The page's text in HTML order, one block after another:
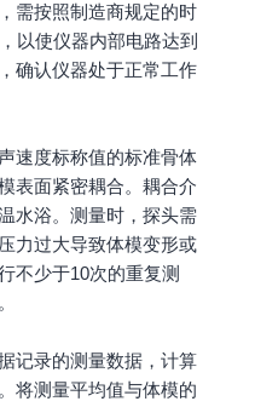
需按照制造商规定的时
以使仪器内部电路达到
确认仪器处于正常工作
速度标称值的标准骨体
表面紧密耦合。耦合介
水浴。测量时，探头需
力过大导致体模变形或
不少于10次的重复测
记录的测量数据，计算
将测量平均值与体模的